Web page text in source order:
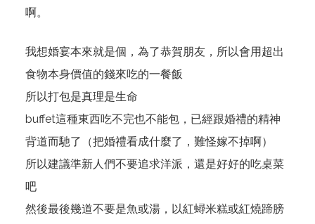
啊。
我想婚宴本來就是個，為了恭賀朋友，所以會用超出
食物本身價值的錢來吃的一餐飯
所以打包是真理是生命
buffet這種東西吃不完也不能包，已經跟婚禮的精神
背道而馳了（把婚禮看成什麼了，難怪嫁不掉啊）
所以建議準新人們不要追求洋派，還是好好的吃桌菜
吧
然後最後幾道不要是魚或湯，以紅蟳米糕或紅燒蹄膀